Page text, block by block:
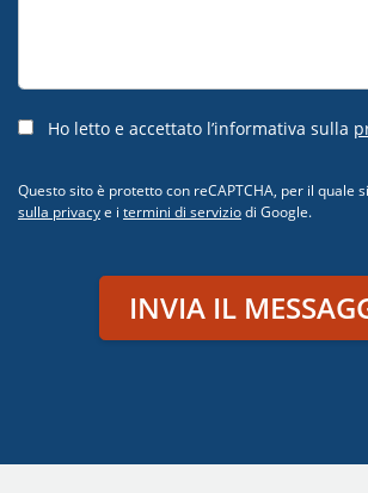
Ho letto e accettato l’informativa sulla
Questo sito è protetto con reCAPTCHA, per il quale
sulla privacye i termini di serviziodi Google.
INVIA IL